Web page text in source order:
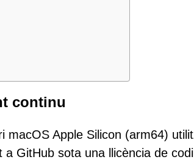
continu
macOS Apple Silicon (arm64)
GitHub sota una llicència de